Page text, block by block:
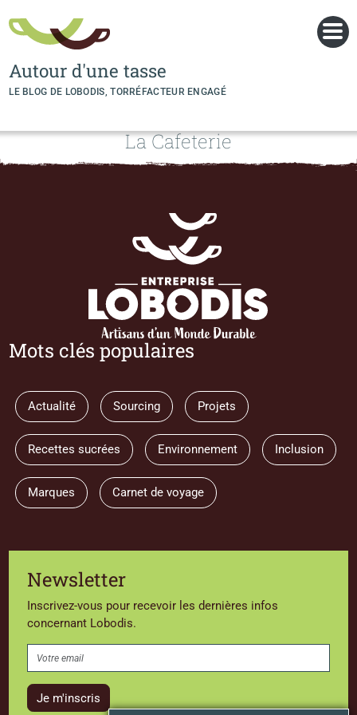
Autour d'une tasse
LE BLOG DE LOBODIS, TORRÉFACTEUR ENGAGÉ
La Cafeterie
Mots clés populaires
Actualité Sourcing Projets
Recettes sucrées Environnement Inclusion
Marques Carnet de voyage
Newsletter
Inscrivez-vous pour recevoir les dernières infos
concernant Lobodis.
Je m'inscris